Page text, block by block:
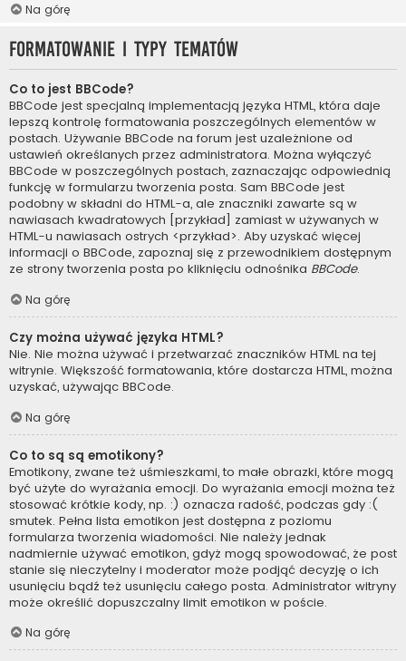
Na górę
Formatowanie i typy tematów
Co to jest BBCode?
BBCode jest specjalną implementacją języka HTML, która daje
lepszą kontrolę formatowania poszczególnych elementów w
postach. Używanie BBCode na forum jest uzależnione od
ustawień określanych przez administratora. Można wyłączyć
BBCode w poszczególnych postach, zaznaczając odpowiednią
funkcję w formularzu tworzenia posta. Sam BBCode jest
podobny w składni do HTML-a, ale znaczniki zawarte są w
nawiasach kwadratowych [przykład] zamiast w używanych w
HTML-u nawiasach ostrych <przykład>. Aby uzyskać więcej
informacji o BBCode, zapoznaj się z przewodnikiem dostępnym
ze strony tworzenia posta po kliknięciu odnośnika BBCode.
Na górę
Czy można używać języka HTML?
Nie. Nie można używać i przetwarzać znaczników HTML na tej
witrynie. Większość formatowania, które dostarcza HTML, można
uzyskać, używając BBCode.
Na górę
Co to są są emotikony?
Emotikony, zwane też uśmieszkami, to małe obrazki, które mogą
być użyte do wyrażania emocji. Do wyrażania emocji można też
stosować krótkie kody, np. :) oznacza radość, podczas gdy :(
smutek. Pełna lista emotikon jest dostępna z poziomu
formularza tworzenia wiadomości. Nie należy jednak
nadmiernie używać emotikon, gdyż mogą spowodować, że post
stanie się nieczytelny i moderator może podjąć decyzję o ich
usunięciu bądź też usunięciu całego posta. Administrator witryny
może określić dopuszczalny limit emotikon w poście.
Na górę